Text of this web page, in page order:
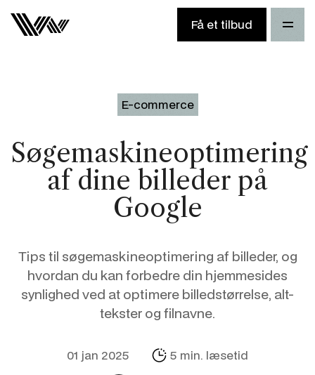
Få et tilbud
E-commerce
Søgemaskineoptimering
af dine billeder på
Google
Tips til søgemaskineoptimering af billeder, og
hvordan du kan forbedre din hjemmesides
synlighed ved at optimere billedstørrelse, alt-
tekster og filnavne.
01 jan 2025 5 min. læsetid